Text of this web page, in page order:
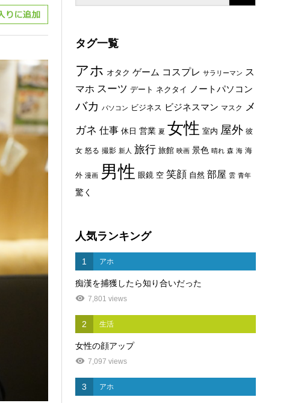
タグ一覧
アホ オタク ゲーム コスプレ サラリーマン ス
マホ スーツ デート ネクタイ ノートパソコン
バカ パソコン ビジネス ビジネスマン マスク メ
ガネ 仕事 休日 営業 夏 女性 室内 屋外 彼
女 怒る 撮影 新人 旅行 旅館 映画 景色 晴れ 森 海 海
外 漫画 男性 眼鏡 空 笑顔 自然 部屋 雲 青年
驚く
人気ランキング
1 アホ
痴漢を捕獲したら知り合いだった
7,801 views
2 生活
女性の顔アップ
7,097 views
3 アホ